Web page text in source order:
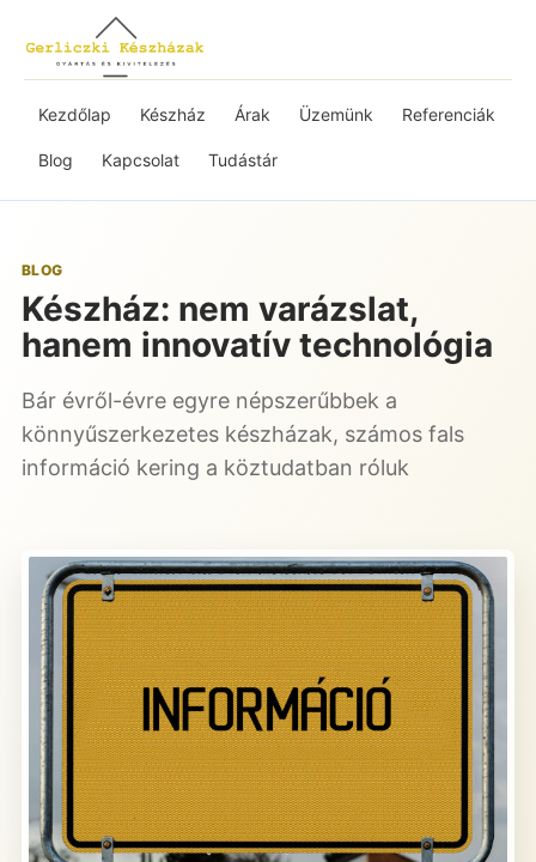
Kezdőlap Készház Árak Üzemünk Referenciák
Blog Kapcsolat Tudástár
BLOG
Készház: nem varázslat,
hanem innovatív technológia
Bár évről-évre egyre népszerűbbek a
könnyűszerkezetes készházak, számos fals
információ kering a köztudatban róluk